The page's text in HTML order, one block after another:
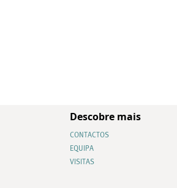
Descobre mais
CONTACTOS
EQUIPA
VISITAS